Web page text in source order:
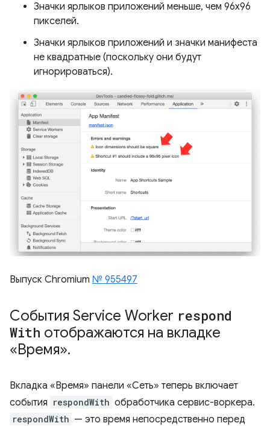
Значки ярлыков приложений меньше, чем 96x96
пикселей.
Значки ярлыков приложений и значки манифеста
не квадратные (поскольку они будут
игнорироваться).
Выпуск Chromium № 955497
События Service Worker respond
With отображаются на вкладке
«Время».
Вкладка «Время» панели «Сеть» теперь включает
события respondWith обработчика сервис-воркера.
respondWith — это время непосредственно перед